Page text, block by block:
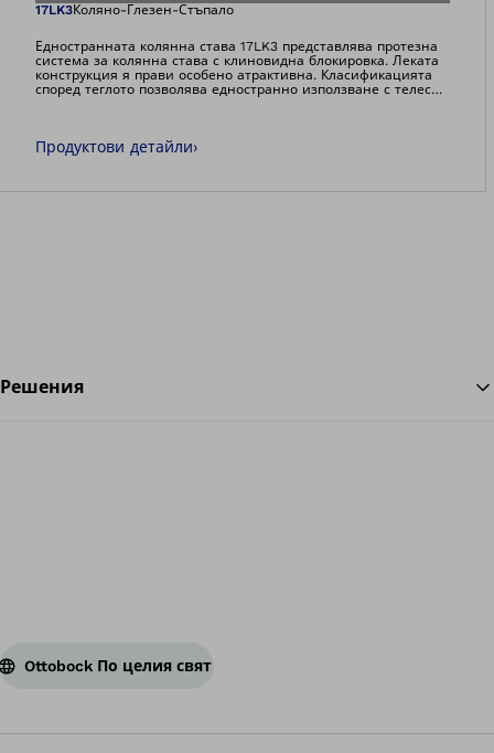
Отваря
17LK3Коляно-Глезен-Стъпало
Едностранната колянна става 17LK3 представлява протезна
система за колянна става с клиновидна блокировка. Леката
конструкция я прави особено атрактивна. Класификацията
според теглото позволява едностранно използване с телесно
превключвател за отключване на ставата, например за
Продуктови детайли›
Решения
Ottobock По целия свят